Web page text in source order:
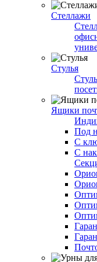
Стеллажи
Стулья
Ящики
Под
С
С